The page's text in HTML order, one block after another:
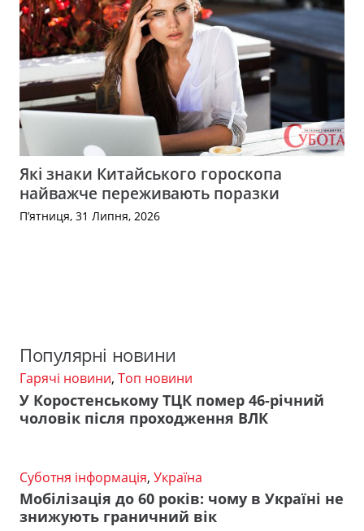
Які знаки Китайського гороскопа
найважче переживають поразки
П’ятниця, 31 Липня, 2026
Популярні новини
Гарячі новини, Топ новини
У Коростенському ТЦК помер 46-річний
чоловік після проходження ВЛК
Суботня інформація, Україна
Мобілізація до 60 років: чому в Україні не
знижують граничний вік